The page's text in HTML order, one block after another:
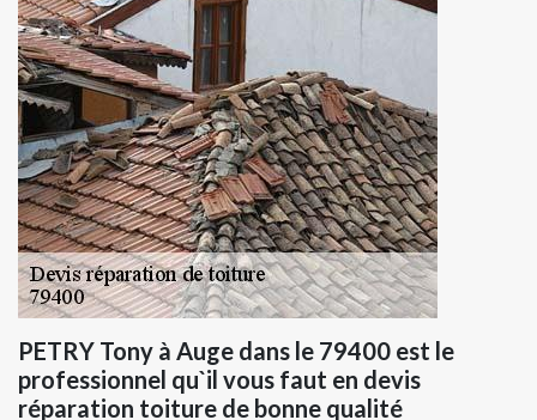
PETRY Tony à Auge dans le 79400 est le
professionnel qu`il vous faut en devis
réparation toiture de bonne qualité